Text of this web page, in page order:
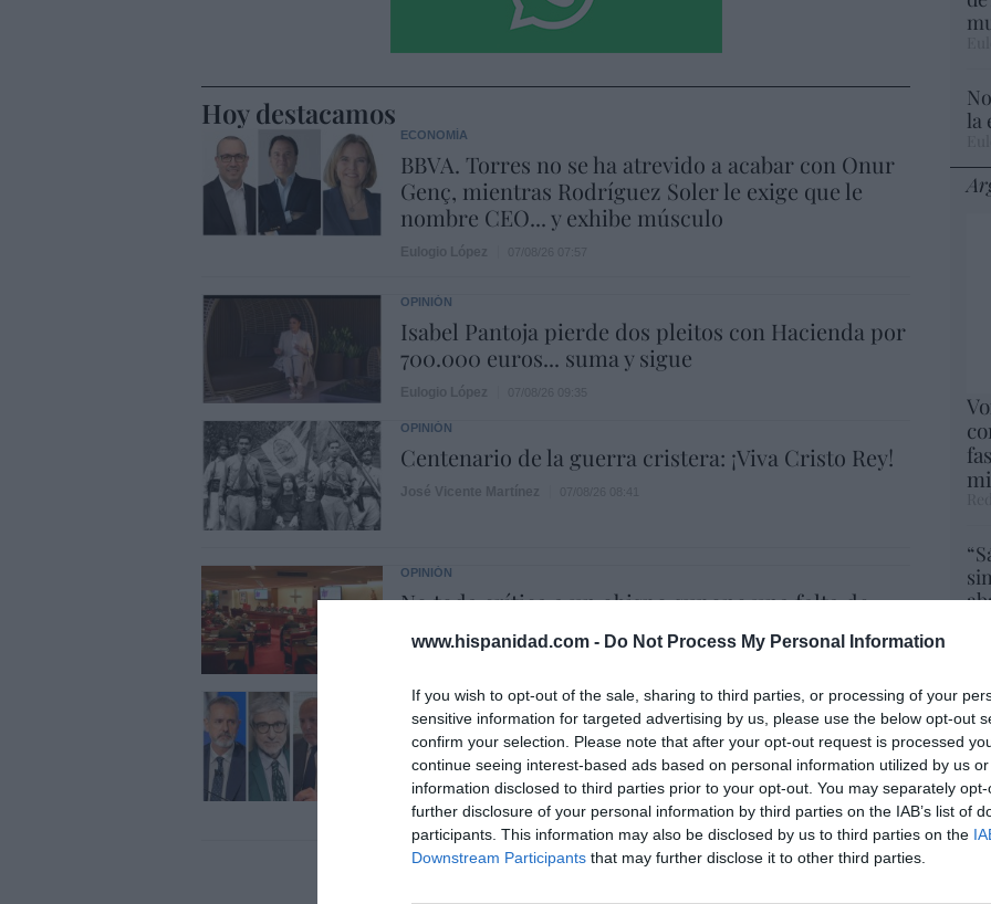
www.hispanidad.com - Do Not Process My Personal Information
If you wish to opt-out of the sale, sharing to third parties, or processing of your
sensitive information for targeted advertising by us, please use the below opt-out
confirm your selection. Please note that after your opt-out request is processed
continue seeing interest-based ads based on personal information utilized by us
information disclosed to third parties prior to your opt-out. You may separately
further disclosure of your personal information by third parties on the IAB’s list of
participants. This information may also be disclosed by us to third parties on the
Downstream Participants that may further disclose it to other third parties.
Hoy destacamos
ECONOMÍA
BBVA. Torres no se ha atrevido a acabar con Onur
Genç, mientras Rodríguez Soler le exige que le
nombre CEO... y exhibe músculo
OPINIÓN
Isabel Pantoja pierde dos pleitos con Hacienda por
700.000 euros... suma y sigue
OPINIÓN
Centenario de la guerra cristera: ¡Viva Cristo Rey!
OPINIÓN
No toda crítica a un obispo supone una falta de
respeto
ECONOMÍA
Telefónica. Situación límite: bronca en Reino
Unido, el riesgo de deuda en el alero... y Enrique
Goñi reivindica la Presidencia
Eulogio López 06/08/26 16:47
la
El